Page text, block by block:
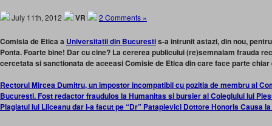
July 11th, 2012 VR 2 Comments »
Comisia de Etica a Universitatii din Bucurestis-a intrunit astazi, din nou,
Ponta. Foarte bine! Dar cu cine? La cererea publicului (re)semnalam frauda
cercetata si sanctionata de aceeasi Comisie de Etica din care face parte chiar
Rectorul Mircea Dumitru, un impostor incompatibil cu pozitia de membru al
Bucuresti. Fost redactor fraudulos la Humanitas si bursier al Colegiului lui
Plagiatul lui Liiceanu dar l-a facut pe “Dr” Patapievici Dottore Honoris Causa la